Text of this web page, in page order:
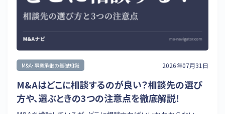
M&A・事業承継の基礎知識 2026年07月31日
M&Aはどこに相談するのが良い？相談先の選び
方や、選ぶときの3つの注意点を徹底解説！